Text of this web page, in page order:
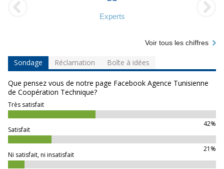
Experts
Voir tous les chiffres
Sondage Réclamation Boîte à idées
Que pensez vous de notre page Facebook Agence Tunisienne
de Coopération Technique?
Très satisfait
42%
Satisfait
21%
Ni satisfait, ni insatisfait